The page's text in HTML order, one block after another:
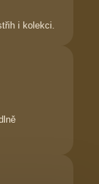
i kolekci.